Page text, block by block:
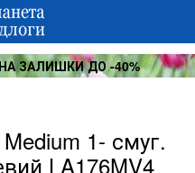
ЗАЛИШКИ ДО -40%
1- смуг.
LA176MV4